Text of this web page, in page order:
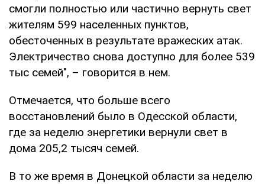
смогли полностью или частично вернуть свет
жителям 599 населенных пунктов,
обесточенных в результате вражеских атак.
Электричество снова доступно для более 539
тыс семей", – говорится в нем.
Отмечается, что больше всего
восстановлений было в Одесской области,
где за неделю энергетики вернули свет в
дома 205,2 тысяч семей.
В то же время в Донецкой области за неделю